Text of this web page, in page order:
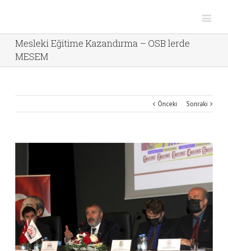
Mesleki Eğitime Kazandırma – OSB lerde
MESEM
Önceki Sonraki